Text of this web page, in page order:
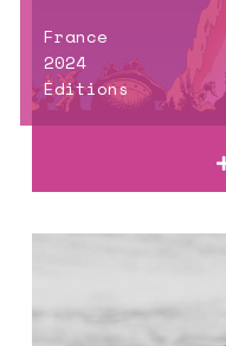
France
2024
Éditions